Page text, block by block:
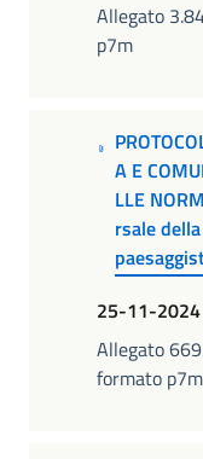
Allegato
p7m
A E
LLE
rsale
25-11-2024
Allegato
formato p7m